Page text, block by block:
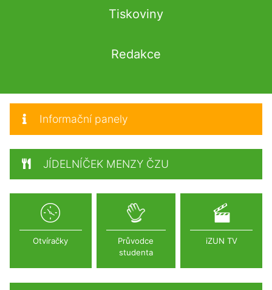
Tiskoviny
Redakce
Informační panely
JÍDELNÍČEK MENZY ČZU
Otvíračky
Průvodce
studenta
iZUN TV